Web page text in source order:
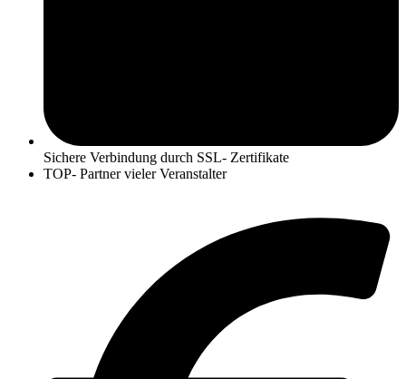
Sichere Verbindung durch SSL- Zertifikate
TOP- Partner vieler Veranstalter